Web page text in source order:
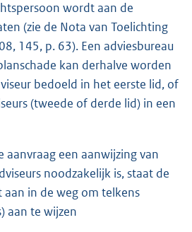
wordt aan de
(zie de Nota van Toelichting
145, p. 63). Een adviesbureau
kan derhalve worden
bedoeld in het eerste lid, of
(tweede of derde lid) in een
aanvraag een aanwijzing van
noodzakelijk is, staat de
in de weg om telkens
aan te wijzen